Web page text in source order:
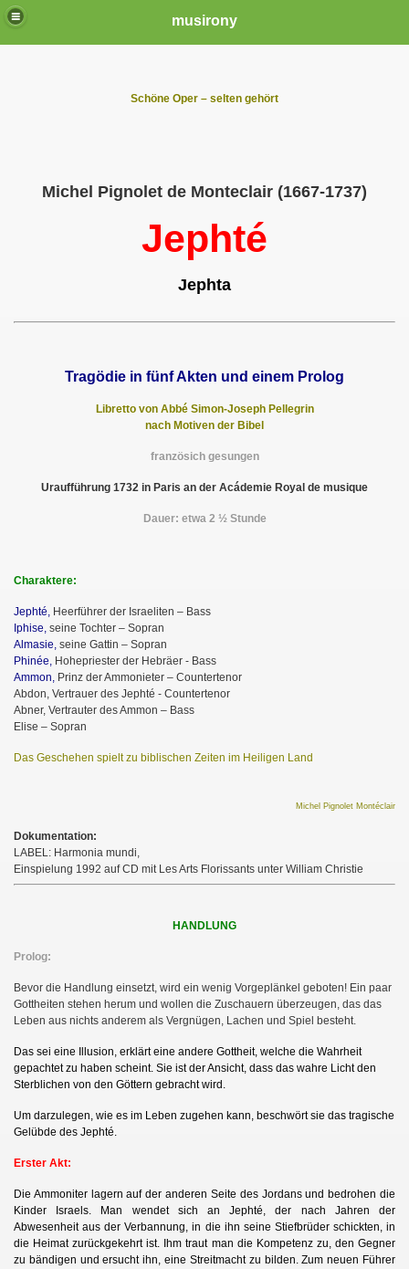
musirony
Schöne Oper – selten gehört
Michel Pignolet de Monteclair (1667-1737)
Jephté
Jephta
Tragödie in fünf Akten und einem Prolog
Libretto von Abbé Simon-Joseph Pellegrin
nach Motiven der Bibel
französich gesungen
Uraufführung 1732 in Paris an der Acádemie Royal de musique
Dauer: etwa 2 ½ Stunde
Charaktere:
Jephté, Heerführer der Israeliten – Bass
Iphise, seine Tochter – Sopran
Almasie, seine Gattin – Sopran
Phinée, Hohepriester der Hebräer - Bass
Ammon, Prinz der Ammonieter – Countertenor
Abdon, Vertrauer des Jephté - Countertenor
Abner, Vertrauter des Ammon – Bass
Elise – Sopran
Das Geschehen spielt zu biblischen Zeiten im Heiligen Land
Michel Pignolet Montéclair
Dokumentation:
LABEL: Harmonia mundi,
Einspielung 1992 auf CD mit Les Arts Florissants unter William Christie
HANDLUNG
Prolog:
Bevor die Handlung einsetzt, wird ein wenig Vorgeplänkel geboten! Ein paar
Gottheiten stehen herum und wollen die Zuschauern überzeugen, das das
Leben aus nichts anderem als Vergnügen, Lachen und Spiel besteht.
Das sei eine Illusion, erklärt eine andere Gottheit, welche die Wahrheit
gepachtet zu haben scheint. Sie ist der Ansicht, dass das wahre Licht den
Sterblichen von den Göttern gebracht wird.
Um darzulegen, wie es im Leben zugehen kann, beschwört sie das tragische
Gelübde des Jephté.
Erster Akt:
Die Ammoniter lagern auf der anderen Seite des Jordans und bedrohen die
Kinder Israels. Man wendet sich an Jephté, der nach Jahren der
Abwesenheit aus der Verbannung, in die ihn seine Stiefbrüder schickten, in
die Heimat zurückgekehrt ist. Ihm traut man die Kompetenz zu, den Gegner
zu bändigen und ersucht ihn, eine Streitmacht zu bilden. Zum neuen Führer